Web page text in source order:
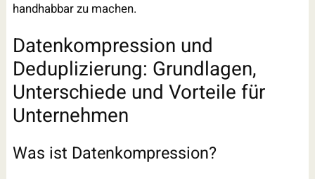
handhabbar zu machen.
Datenkompression und
Deduplizierung: Grundlagen,
Unterschiede und Vorteile für
Unternehmen
Was ist Datenkompression?